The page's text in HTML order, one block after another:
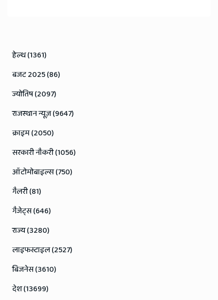
हेल्थ (1361)
बजट 2025 (86)
ज्योतिष (2097)
राजस्थान न्यूज़ (9647)
क्राइम (2050)
सरकारी नौकरी (1056)
ऑटोमोबाइल्स (750)
गैलरी (81)
गैजेट्स (646)
राज्य (3280)
लाइफस्टाइल (2527)
बिजनेस (3610)
देश (13699)